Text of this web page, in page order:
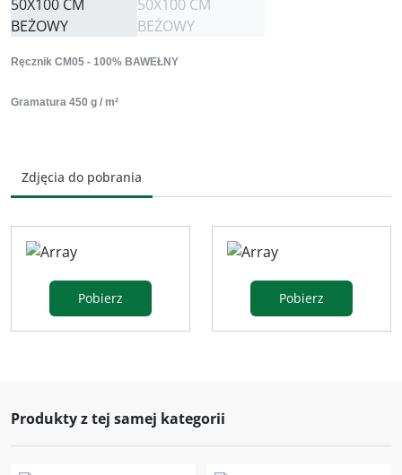
Ręcznik CM05 - 100% BAWEŁNY
Gramatura 450 g / m²
Zdjęcia do pobrania
Pobierz Pobierz
Produkty z tej samej kategorii